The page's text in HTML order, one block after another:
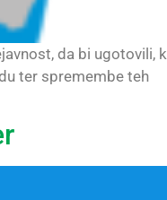
da bi ugotovili,
ter spremembe teh